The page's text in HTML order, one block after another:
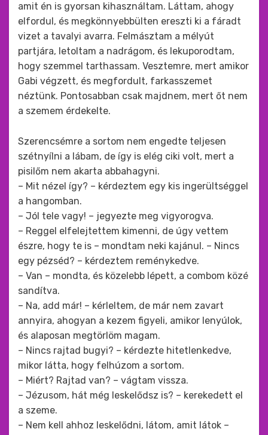
amit én is gyorsan kihasználtam. Láttam, ahogy
elfordul, és megkönnyebbülten ereszti ki a fáradt
vizet a tavalyi avarra. Felmásztam a mélyút
partjára, letoltam a nadrágom, és lekuporodtam,
hogy szemmel tarthassam. Vesztemre, mert amikor
Gabi végzett, és megfordult, farkasszemet
néztünk. Pontosabban csak majdnem, mert őt nem
a szemem érdekelte.
Szerencsémre a sortom nem engedte teljesen
szétnyílni a lábam, de így is elég ciki volt, mert a
pisilőm nem akarta abbahagyni.
– Mit nézel így? – kérdeztem egy kis ingerültséggel
a hangomban.
– Jól tele vagy! – jegyezte meg vigyorogva.
– Reggel elfelejtettem kimenni, de úgy vettem
észre, hogy te is – mondtam neki kajánul. – Nincs
egy pézséd? – kérdeztem reménykedve.
– Van – mondta, és közelebb lépett, a combom közé
sandítva.
– Na, add már! – kérleltem, de már nem zavart
annyira, ahogyan a kezem figyeli, amikor lenyúlok,
és alaposan megtörlöm magam.
– Nincs rajtad bugyi? – kérdezte hitetlenkedve,
mikor látta, hogy felhúzom a sortom.
– Miért? Rajtad van? – vágtam vissza.
– Jézusom, hát még leskelődsz is? – kerekedett el
a szeme.
– Nem kell ahhoz leskelődni, látom, amit látok –